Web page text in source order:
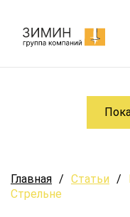
Главная / Статьи /
Стрельне